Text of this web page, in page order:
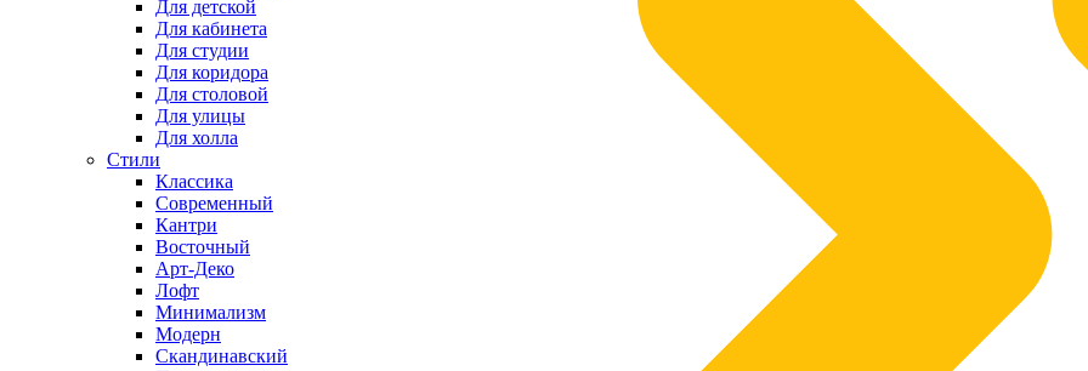
Для детской
Для кабинета
Для студии
Для коридора
Для столовой
Для улицы
Для холла
Стили
Классика
Современный
Кантри
Восточный
Арт-Деко
Лофт
Минимализм
Модерн
Скандинавский